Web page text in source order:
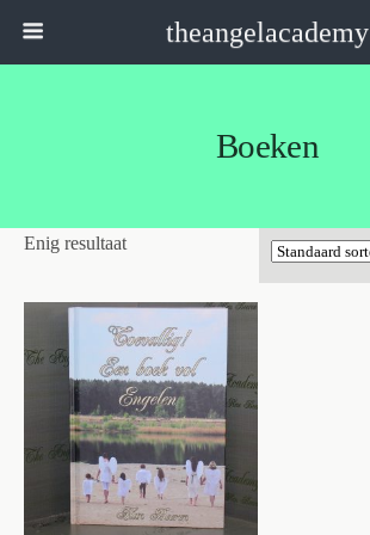
theangelacademy
Boeken
Enig resultaat